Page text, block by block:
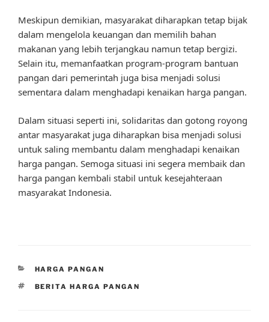
Meskipun demikian, masyarakat diharapkan tetap bijak
dalam mengelola keuangan dan memilih bahan
makanan yang lebih terjangkau namun tetap bergizi.
Selain itu, memanfaatkan program-program bantuan
pangan dari pemerintah juga bisa menjadi solusi
sementara dalam menghadapi kenaikan harga pangan.
Dalam situasi seperti ini, solidaritas dan gotong royong
antar masyarakat juga diharapkan bisa menjadi solusi
untuk saling membantu dalam menghadapi kenaikan
harga pangan. Semoga situasi ini segera membaik dan
harga pangan kembali stabil untuk kesejahteraan
masyarakat Indonesia.
CATEGORIES
HARGA PANGAN
TAGS
BERITA HARGA PANGAN